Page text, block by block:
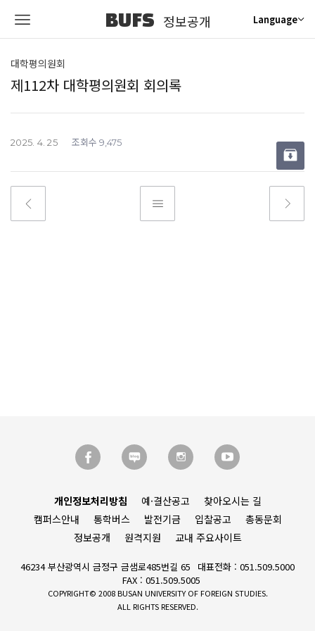
BUFS 정보공개 Language
대학평의원회
제112차 대학평의원회 회의록
2025. 4. 25 조회수 9,475
개인정보처리방침 예·결산공고
찾아오시는 길
캠퍼스안내
통학버스 발전기금 입찰공고
총동문회
정보공개
원격지원 교내 주요사이트
46234 부산광역시 금정구 금샘로485번길 65
대표전화 : 051.509.5000
FAX : 051.509.5005
COPYRIGHT© 2008 BUSAN UNIVERSITY OF FOREIGN STUDIES.
ALL RIGHTS RESERVED.